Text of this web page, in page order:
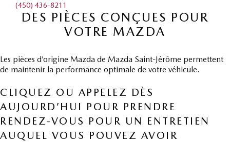
(450) 436-8211
DES PIÈCES CONÇUES POUR
VOTRE MAZDA
Les pièces d’origine Mazda de Mazda Saint-Jérôme permettent
de maintenir la performance optimale de votre véhicule.
CLIQUEZ OU APPELEZ DÈS
AUJOURD’HUI POUR PRENDRE
RENDEZ-VOUS POUR UN ENTRETIEN
AUQUEL VOUS POUVEZ AVOIR